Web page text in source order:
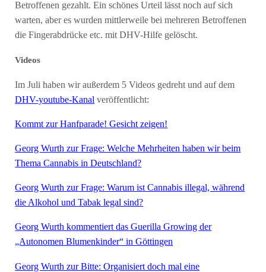
Betroffenen gezahlt. Ein schönes Urteil lässt noch auf sich
warten, aber es wurden mittlerweile bei mehreren Betroffenen
die Fingerabdrücke etc. mit DHV-Hilfe gelöscht.
Videos
Im Juli haben wir außerdem 5 Videos gedreht und auf dem
DHV-youtube-Kanal veröffentlicht:
Kommt zur Hanfparade! Gesicht zeigen!
Georg Wurth zur Frage: Welche Mehrheiten haben wir beim
Thema Cannabis in Deutschland?
Georg Wurth zur Frage: Warum ist Cannabis illegal, während
die Alkohol und Tabak legal sind?
Georg Wurth kommentiert das Guerilla Growing der
„Autonomen Blumenkinder“ in Göttingen
Georg Wurth zur Bitte: Organisiert doch mal eine